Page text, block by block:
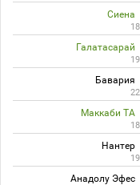
Сиена
Галатасарай
Бавария
Маккаби ТА
Нантер
Анадолу Эфес